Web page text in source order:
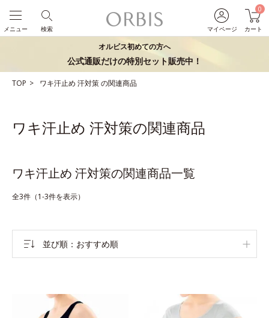
マイページ
0
カート
検索
メニュー
オルビス初めての方へ
公式通販だけの特別セット販売中！
TOP ワキ汗止め 汗対策の関連商品
ワキ汗止め 汗対策の関連商品
ワキ汗止め 汗対策の関連商品一覧
全3件（1-3件を表示）
並び順 おすすめ順